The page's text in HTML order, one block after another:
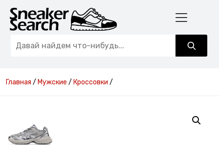
Главная / Мужские / Кроссовки /